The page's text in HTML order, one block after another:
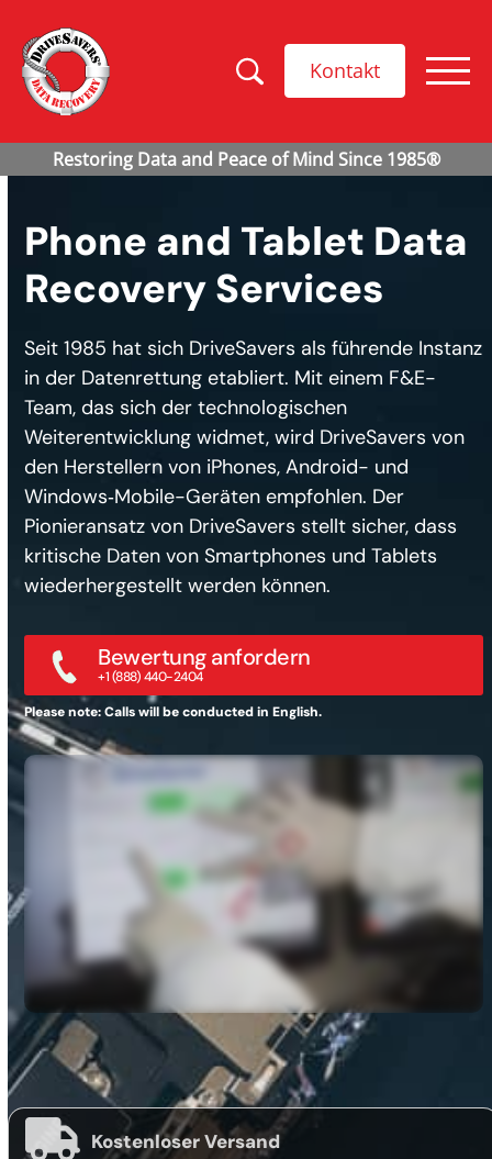
Kontakt
Phone and Tablet Data
Recovery Services
Seit 1985 hat sich DriveSavers als führende Instanz
in der Datenrettung etabliert. Mit einem F&E-
Team, das sich der technologischen
Weiterentwicklung widmet, wird DriveSavers von
den Herstellern von iPhones, Android- und
Windows‑Mobile-Geräten empfohlen. Der
Pionieransatz von DriveSavers stellt sicher, dass
kritische Daten von Smartphones und Tablets
wiederhergestellt werden können.
Bewertung anfordern
+1 (888) 440-2404
Please note: Calls will be conducted in English.
Kostenloser Versand